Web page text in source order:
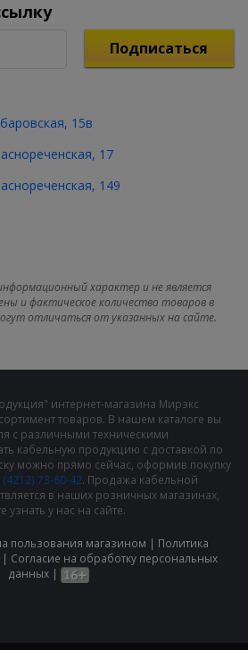
Подписаться
15в
17
149
характер и не является
и фактическое количество товаров в
отличаться от указанных на сайте.
интернет-магазина Мирэкс
товаров. В нашем каталоге вы
с различными техническими
кабельную продукцию с доставкой по
можно прямо сейчас, оформив покупку
(4212) 73-60-42. Продажа кабельной
в наших розничных магазинах,
у нас на сайте.
пользования магазином | Политика
| Cогласие на обработку персональных
данных|